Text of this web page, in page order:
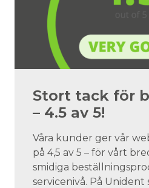
Stort tack för
– 4.5 av 5!
Våra kunder ger vår
på 4,5 av 5 – för vårt
smidiga
servicenivå. På Unident